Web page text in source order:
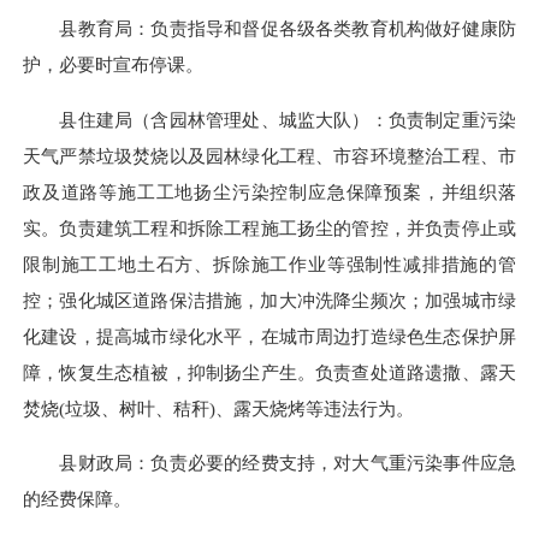
县教育局：负责指导和督促各级各类教育机构做好健康防
护，必要时宣布停课。
县住建局（含园林管理处、城监大队）：负责制定重污染
天气严禁垃圾焚烧以及园林绿化工程、市容环境整治工程、市
政及道路等施工工地扬尘污染控制应急保障预案，并组织落
实。负责建筑工程和拆除工程施工扬尘的管控，并负责停止或
限制施工工地土石方、拆除施工作业等强制性减排措施的管
控；强化城区道路保洁措施，加大冲洗降尘频次；加强城市绿
化建设，提高城市绿化水平，在城市周边打造绿色生态保护屏
障，恢复生态植被，抑制扬尘产生。负责查处道路遗撒、露天
焚烧(垃圾、树叶、秸秆) 、露天烧烤等违法行为。
县财政局：负责必要的经费支持，对大气重污染事件应急
的经费保障。